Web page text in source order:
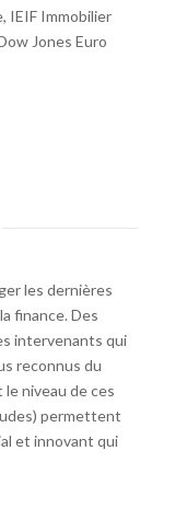
IEIF Immobilier
Jones Euro
les dernières
finance. Des
intervenants qui
reconnus du
niveau de ces
permettent
et innovant qui